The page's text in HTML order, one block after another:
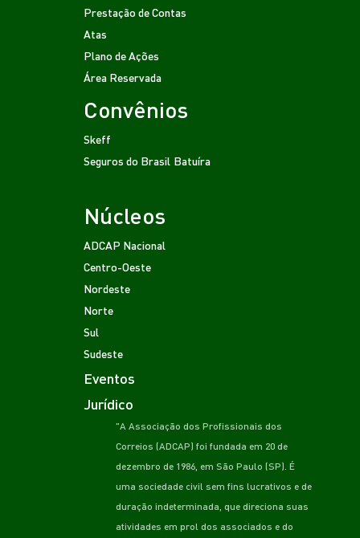
Prestação de Contas
Atas
Plano de Ações
Área Reservada
Convênios
Skeff
Seguros do Brasil Batuíra
Núcleos
ADCAP Nacional
Centro-Oeste
Nordeste
Norte
Sul
Sudeste
Eventos
Jurídico
"A Associação dos Profissionais dos
Correios (ADCAP) foi fundada em 20 de
dezembro de 1986, em São Paulo (SP). É
uma sociedade civil sem fins lucrativos e de
duração indeterminada, que direciona suas
atividades em prol dos associados e do